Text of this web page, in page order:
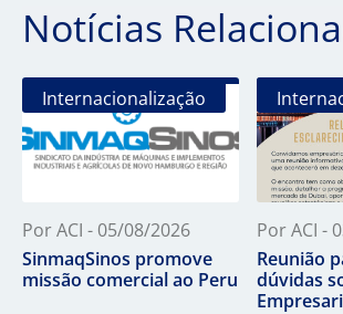
Notícias
Internacionalização
Por ACI - 05/08/2026
SinmaqSinos promove
missão comercial ao Peru
Por ACI -
Reunião
dúvidas